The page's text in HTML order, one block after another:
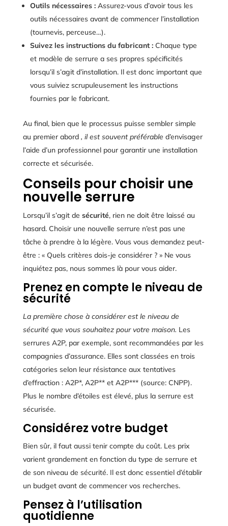
Outils nécessaires :Assurez-vous d’avoir tous les
outils nécessaires avant de commencer l’installation
(tournevis, perceuse…).
Suivez les instructions du fabricant :Chaque type
et modèle de serrure a ses propres spécificités
lorsqu’il s’agit d’installation. Il est donc important que
vous suiviez scrupuleusement les instructions
fournies par le fabricant.
Au final, bien que le processus puisse sembler simple
au premier abord , il est souvent préférable d’envisager
l’aide d’un professionnel pour garantir une installation
correcte et sécurisée.
Conseils pour choisir une
nouvelle serrure
Lorsqu’il s’agit de sécurité, rien ne doit être laissé au
hasard. Choisir une nouvelle serrure n’est pas une
tâche à prendre à la légère. Vous vous demandez peut-
être : « Quels critères dois-je considérer ? » Ne vous
inquiétez pas, nous sommes là pour vous aider.
Prenez en compte le niveau de
sécurité
La première chose à considérer est le niveau de
sécurité que vous souhaitez pour votre maison. Les
serrures A2P, par exemple, sont recommandées par les
compagnies d’assurance. Elles sont classées en trois
catégories selon leur résistance aux tentatives
d’effraction : A2P*, A2P** et A2P*** (source: CNPP).
Plus le nombre d’étoiles est élevé, plus la serrure est
sécurisée.
Considérez votre budget
Bien sûr, il faut aussi tenir compte du coût. Les prix
varient grandement en fonction du type de serrure et
de son niveau de sécurité. Il est donc essentiel d’établir
un budget avant de commencer vos recherches.
Pensez à l’utilisation
quotidienne